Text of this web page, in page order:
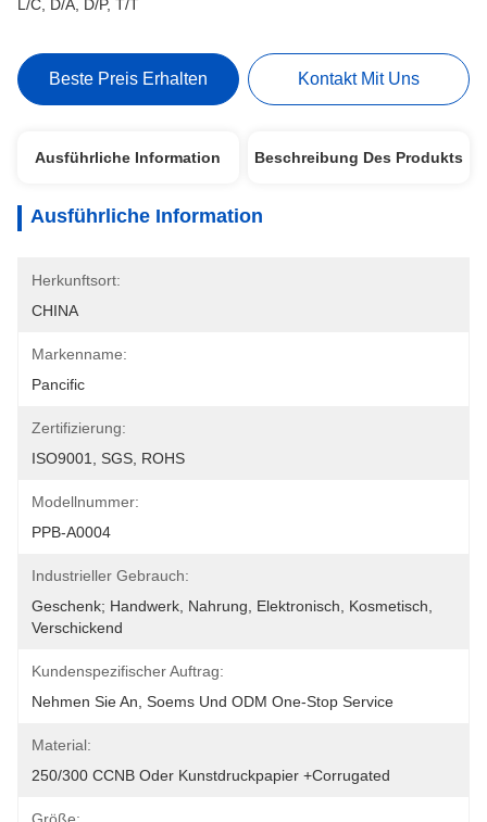
L/C, D/A, D/P, T/T
Beste Preis Erhalten Kontakt Mit Uns
Ausführliche Information Beschreibung Des Produkts
Ausführliche Information
Herkunftsort:
CHINA
Markenname:
Pancific
Zertifizierung:
ISO9001, SGS, ROHS
Modellnummer:
PPB-A0004
Industrieller Gebrauch:
Geschenk; Handwerk, Nahrung, Elektronisch, Kosmetisch,
Verschickend
Kundenspezifischer Auftrag:
Nehmen Sie An, Soems Und ODM One-Stop Service
Material:
250/300 CCNB Oder Kunstdruckpapier +corrugated